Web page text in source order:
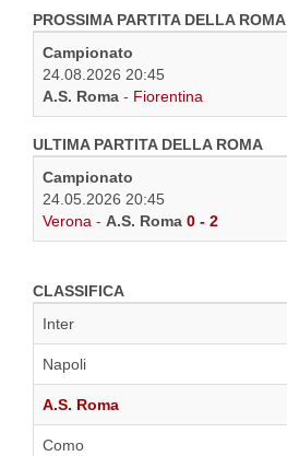
PROSSIMA PARTITA DELLA ROMA
Campionato
24.08.2026 20:45
A.S. Roma - Fiorentina
ULTIMA PARTITA DELLA ROMA
Campionato
24.05.2026 20:45
Verona - A.S. Roma 0 - 2
CLASSIFICA
Inter
Napoli
A.S. Roma
Como